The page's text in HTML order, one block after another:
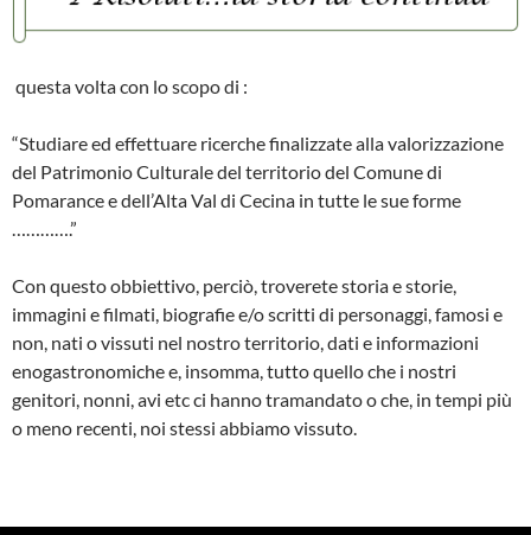
questa volta con lo scopo di :
“Studiare ed effettuare ricerche finalizzate alla valorizzazione
del Patrimonio Culturale del territorio del Comune di
Pomarance e dell’Alta Val di Cecina in tutte le sue forme
………….”
Con questo obbiettivo, perciò, troverete storia e storie,
immagini e filmati, biografie e/o scritti di personaggi, famosi e
non, nati o vissuti nel nostro territorio, dati e informazioni
enogastronomiche e, insomma, tutto quello che i nostri
genitori, nonni, avi etc ci hanno tramandato o che, in tempi più
o meno recenti, noi stessi abbiamo vissuto.